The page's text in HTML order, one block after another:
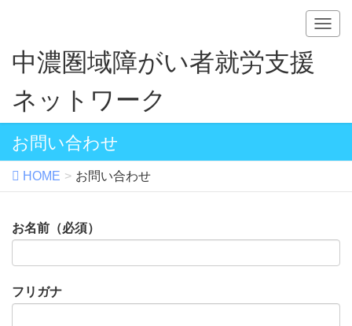
T
v
o
中濃圏域障がい者就労支援
ネットワーク
お問い合わせ
HOME お問い合わせ
お名前（必須）
フリガナ